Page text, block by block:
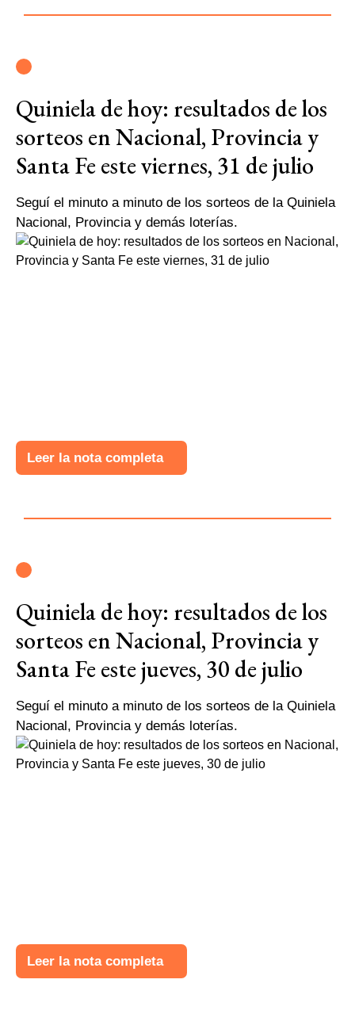
Quiniela de hoy: resultados de los
sorteos en Nacional, Provincia y
Santa Fe este viernes, 31 de julio
Seguí el minuto a minuto de los sorteos de la Quiniela
Nacional, Provincia y demás loterías.
Leer la nota completa
Quiniela de hoy: resultados de los
sorteos en Nacional, Provincia y
Santa Fe este jueves, 30 de julio
Seguí el minuto a minuto de los sorteos de la Quiniela
Nacional, Provincia y demás loterías.
Leer la nota completa